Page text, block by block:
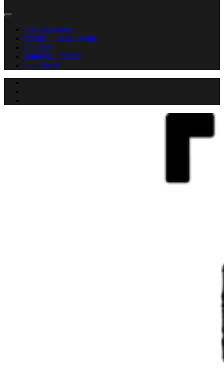
Servis a opravy
Ozvučenie a osvetlenie
Prenájom
Nahrávacie štúdio
ŠkolaNové